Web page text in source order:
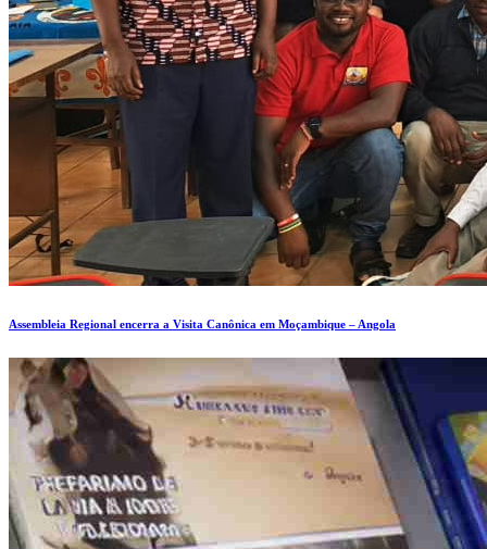
Assembleia Regional encerra a Visita Canônica em Moçambique – Angola